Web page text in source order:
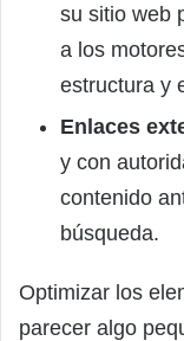
su sitio web
a los
estructura y
Enlaces
y con
contenido
búsqueda.
Optimizar los
parecer algo